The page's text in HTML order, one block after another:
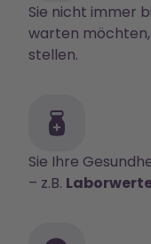
Sie nicht immer
warten
stellen.
Sie Ihre
– z.B.